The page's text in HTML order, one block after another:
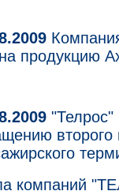
продукцию
"Телрос"
второго
компаний